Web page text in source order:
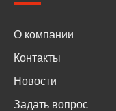
О компании
Контакты
Новости
Задать вопрос